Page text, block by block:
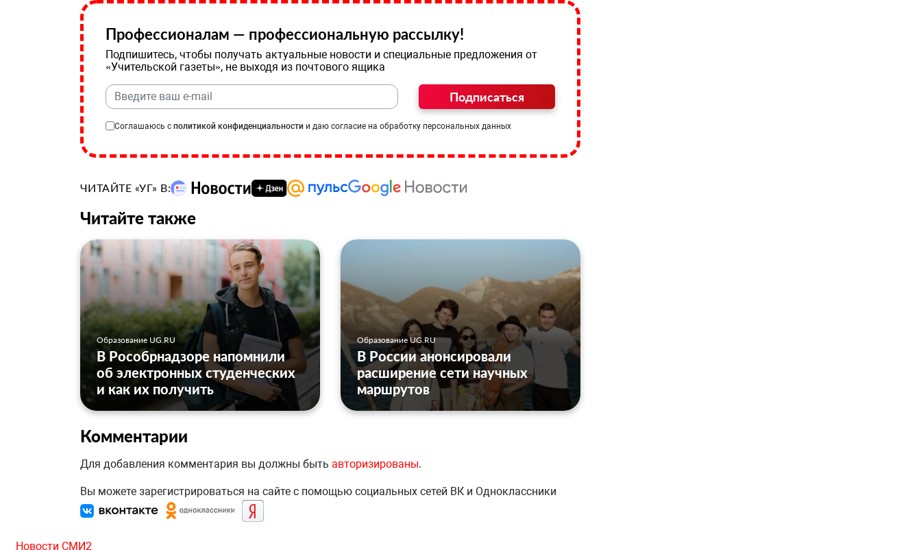
Профессионалам — профессиональную рассылку!
Подпишитесь, чтобы получать актуальные новости и специальные предложения от
«Учительской газеты», не выходя из почтового ящика
Подписаться
Соглашаюсь с политикой конфиденциальности и даю согласие на обработку персональных данных
ЧИТАЙТЕ «УГ» В:
Читайте также
Образование UG.RU
В Рособрнадзоре напомнили
об электронных студенческих
и как их получить
Образование UG.RU
В России анонсировали
расширение сети научных
маршрутов
Комментарии
Для добавления комментария вы должны быть авторизированы.
Вы можете зарегистрироваться на сайте с помощью социальных сетей ВК и Одноклассники
Новости СМИ2